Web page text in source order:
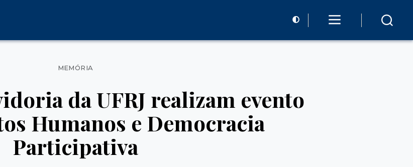
Categorias
MEMÓRIA
da UFRJ realizam evento
Humanos e Democracia
Participativa